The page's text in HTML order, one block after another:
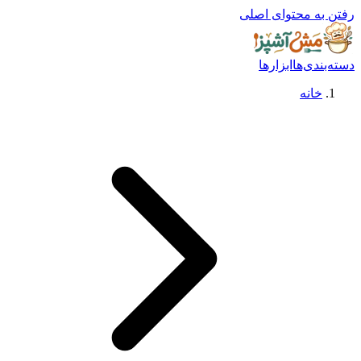
رفتن به محتوای اصلی
دسته‌بندی‌ها ابزارها
خانه